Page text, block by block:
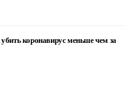
коронавирус меньше чем за